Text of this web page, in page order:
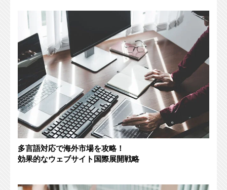
多言語対応で海外市場を攻略！
効果的なウェブサイト国際展開戦略